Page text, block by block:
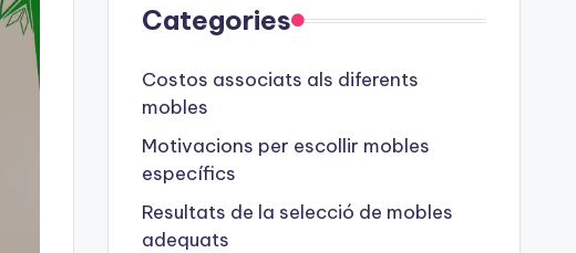
Categories
Costos associats als diferents
mobles
Motivacions per escollir mobles
específics
Resultats de la selecció de mobles
adequats